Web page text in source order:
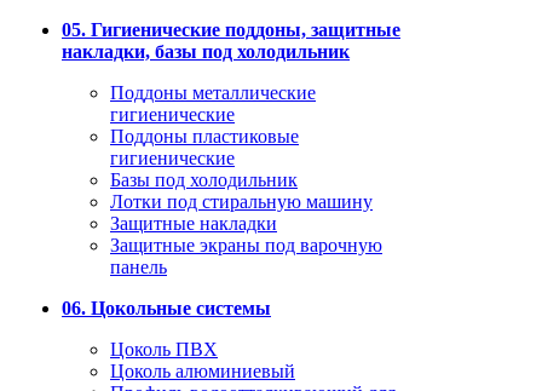
05. Гигиенические поддоны, защитные
накладки, базы под холодильник
Поддоны металлические
гигиенические
Поддоны пластиковые
гигиенические
Базы под холодильник
Лотки под стиральную машину
Защитные накладки
Защитные экраны под варочную
панель
06. Цокольные системы
Цоколь ПВХ
Цоколь алюминиевый